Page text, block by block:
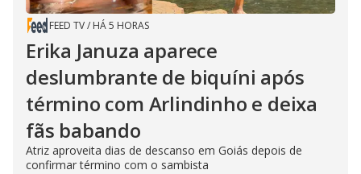
FEED TV/ HÁ 5 HORAS
Erika Januza aparece
deslumbrante de biquíni após
término com Arlindinho e deixa
fãs babando
Atriz aproveita dias de descanso em Goiás depois de
confirmar término com o sambista